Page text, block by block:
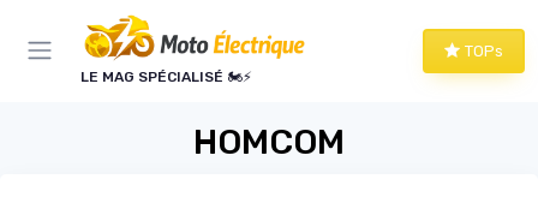
LE MAG SPÉCIALISÉ 🏍️⚡
TOPs
HOMCOM
Panneau de gestion des cookies